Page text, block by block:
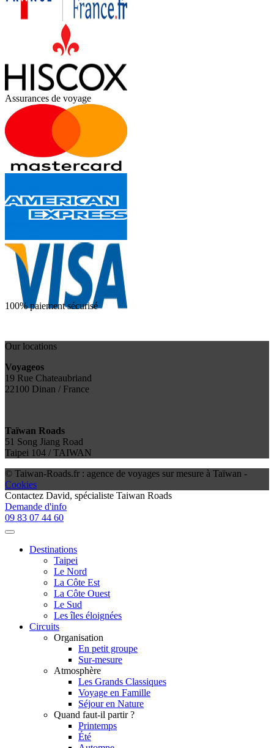
Assurances de voyage
100% paiement sécurisé
Our locations
Voyageos
19 Rue Chateaubriand
22100 Dinan / France
Taïwan Roads
51 Song Jiang Road
Taipei 104 / TAIWAN
© Taiwan-Roads.fr : agence de voyages sur mesure à Taïwan -
Cookies
Contactez David, spécialiste Taiwan Roads
Demande d'info
09 83 07 44 60
Destinations
Taipei
Le Nord
La Côte Est
La Côte Ouest
Le Sud
Les îles éloignées
Circuits
Organisation
En petit groupe
Sur-mesure
Atmosphère
Les Grands Classiques
Voyage en Famille
Séjour en Nature
Quand faut-il partir ?
Printemps
Été